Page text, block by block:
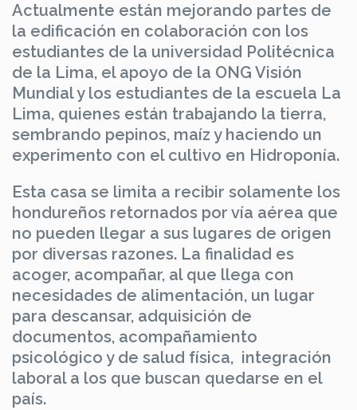
Actualmente están mejorando partes de
la edificación en colaboración con los
estudiantes de la universidad Politécnica
de la Lima, el apoyo de la ONG Visión
Mundial y los estudiantes de la escuela La
Lima, quienes están trabajando la tierra,
sembrando pepinos, maíz y haciendo un
experimento con el cultivo en Hidroponía.
Esta casa se limita a recibir solamente los
hondureños retornados por vía aérea que
no pueden llegar a sus lugares de origen
por diversas razones. La finalidad es
acoger, acompañar, al que llega con
necesidades de alimentación, un lugar
para descansar, adquisición de
documentos, acompañamiento
psicológico y de salud física, integración
laboral a los que buscan quedarse en el
país.